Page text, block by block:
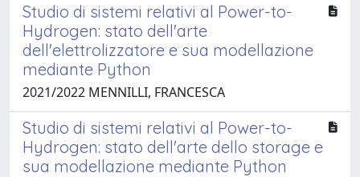
Studio di sistemi relativi al Power-to-
Hydrogen: stato dell'arte
dell'elettrolizzatore e sua modellazione
mediante Python
2021/2022 MENNILLI, FRANCESCA
Studio di sistemi relativi al Power-to-
Hydrogen: stato dell'arte dello storage e
sua modellazione mediante Python